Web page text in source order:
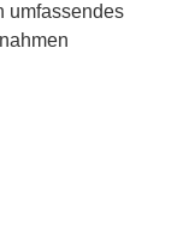
umfassendes